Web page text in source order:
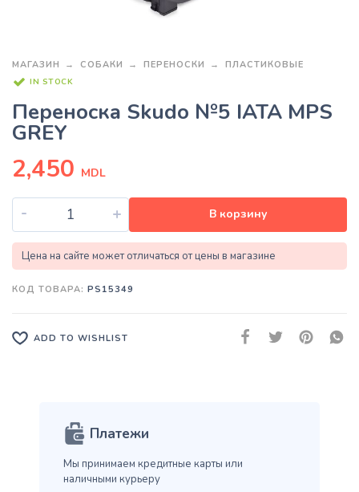
МАГАЗИН СОБАКИ ПЕРЕНОСКИ ПЛАСТИКОВЫЕ
IN STOCK
Переноска Skudo №5 IATA MPS
GREY
2,450 MDL
- + В корзину
Цена на сайте может отличаться от цены в магазине
КОД ТОВАРА: PS15349
ADD TO WISHLIST
Платежи
Мы принимаем кредитные карты или
наличными курьеру